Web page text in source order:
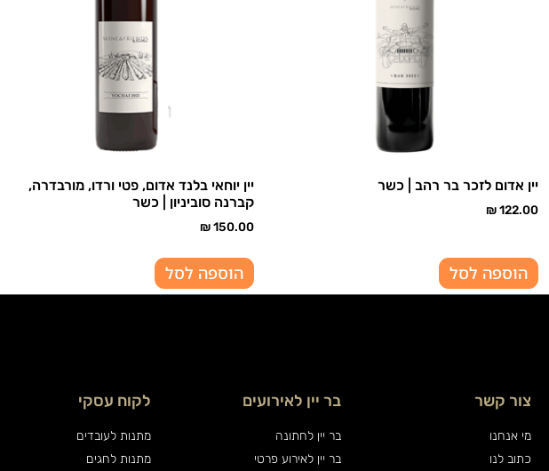
יין אדום לזכר בר רהב | כשר
₪122.00
הוספה לסל
יין יוחאי בלנד אדום, פטי ורדו, מורבדרה,
קברנה סוביניון | כשר
₪150.00
הוספה לסל
צור קשר
מי אנחנו
כתוב לנו
בר יין לאירועים
בר יין לחתונה
בר יין לאירוע פרטי
לקוח עסקי
מתנות לעובדים
מתנות לחגים